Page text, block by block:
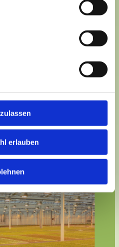
erlauben
zuvor als Kunde
erzeugen. Fordern
gewohnten